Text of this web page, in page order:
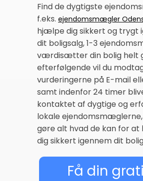
Find de dygtigste
f.eks. ejendomsmægler
hjælpe dig sikkert og trygt
dit boligsalg, 1-3
værdisætter din bolig helt
efterfølgende vil du
vurderingerne på E-mail
samt indenfor 24 timer
kontaktet af dygtige og
lokale
gøre alt hvad de kan for
dig sikkert igennem dit
Få din